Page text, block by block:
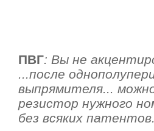
ПВГ: Вы не
...после
выпрямителя...
резистор нужного
без всяких